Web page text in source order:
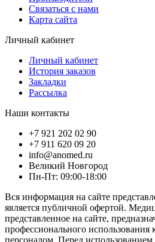
Связаться с нами
Карта сайта
Личный кабинет
Личный кабинет
История заказов
Закладки
Рассылка
Наши контакты
+7 921 202 02 90
+7 911 620 09 20
info@anomed.ru
Великий Новгород
Пн-Пт: 09:00-18:00
Вся информация на сайте
является публичной офертой.
представленное на сайте,
профессионального
персоналом. Перед использованием